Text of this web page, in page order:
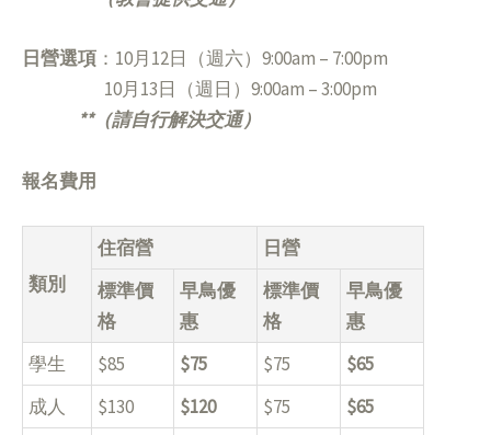
⽇營選項 ：10⽉12⽇（週六）9:00am – 7:00pm
10⽉13⽇（週日）9:00am – 3:00pm
**（請⾃⾏解決交通）
報名費用
類別
住宿營
日營
標準價
格
早鳥優
惠
標準價
格
早鳥優
惠
學生
$85 $75 $75
$65
成人
$130 $120 $75
$65